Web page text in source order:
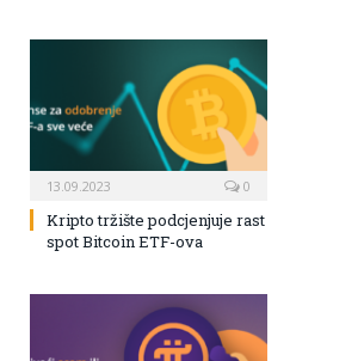
13.09.2023 0
Kripto tržište podcjenjuje rast
spot Bitcoin ETF-ova